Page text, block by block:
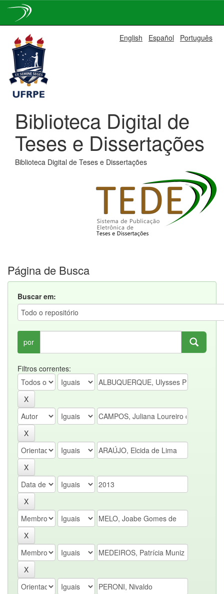
navigation
English Español Português
Biblioteca Digital de
Teses e Dissertações
Biblioteca Digital de Teses e Dissertações
Página de Busca
Buscar em:
por
Filtros correntes: